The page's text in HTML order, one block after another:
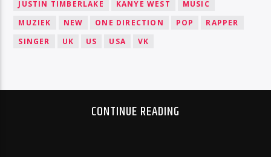
JUSTIN TIMBERLAKE
KANYE WEST
MUSIC
MUZIEK
NEW ONE DIRECTION POP
RAPPER
SINGER
UK US USA VK
CONTINUE READING